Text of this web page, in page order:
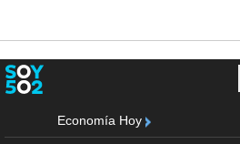
Economía Hoy